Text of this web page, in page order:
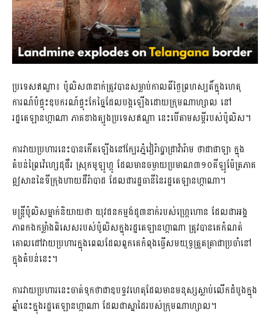
ប្រទេសឥណ្ឌា៖ ប៉ូលិស៣នាក់ត្រូវបានសម្លាប់កាលពីថ្ងៃព្រហស្បតិ៍ក្នុងហេតុ
ការណ៍បំផ្ទុះឧបករណ៍ផ្ទុះកែច្នៃដែលបង្កឡើងដោយក្រុមណាហ្សាល នៅ
រដ្ឋតេឡានហ្កាណា ភាគខាងត្បូងប្រទេសឥណ្ឌា នេះបើតាមសម្តីរបស់ប៉ូលិស។
ការវាយប្រហារនេះបានកើតឡើងនៅក្បែរភ្នំវៀរ៉ាប្ហាដ្រាវ៉ារ៉ាម ថាដាផាឡា ក្នុង
តំបន់ព្រៃវ៉េហ្សេដុផឺរ ស្រុកមូឡូហ្កូ ដែលមានចម្ងាយប្រមាណ៣១០គីឡូម៉ែត្រភាគ
ឦសាននៃទីក្រុងហាយដឺរ៉ាបាដ ដែលជារដ្ឋធានីនៃរដ្ឋតេឡានហ្កាណា។
មន្ត្រីប៉ូលិសម្នាក់និយាយថា យុវជនកម្មង់ដូ៣នាក់របស់ហ្ក្រេហោន ដែលជាអង្គ
ភាពកងកម្លាំងពិសេសរបស់ប៉ូលិសក្នុងរដ្ឋតេឡានហ្កាណា ត្រូវបានគេកំណត់
គោលដៅវាយប្រហារក្នុងពេលដែលពួកគេកំពុងធ្វើសមយុទ្ធត្រួតត្រាជាប្រចាំនៅ
ក្នុងតំបន់នេះ។
ការវាយប្រហារនេះចាត់ទុកថាជាឧបទ្ទវហេតុដែលមានមនុស្សស្លាប់លើកដំបូងក្នុង
ឆ្នាំនេះក្នុងរដ្ឋតេឡានហ្កាណា ដែលជាស្នាដៃរបស់ក្រុមណាហ្សាល។